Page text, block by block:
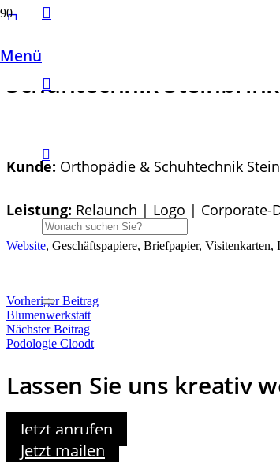
Menü
Schuhtechnik Steinbrink
Kunde: Orthopädie & Schuhtechnik
Leistung: Relaunch | Logo | Corporate-
Website, Geschäftspapiere, Briefpapier,
Vorheriger Beitrag
Blumenwerkstatt
Nächster Beitrag
Podologie Cloodt
Lassen Sie uns kreativ
Jetzt anrufen
Jetzt mailen